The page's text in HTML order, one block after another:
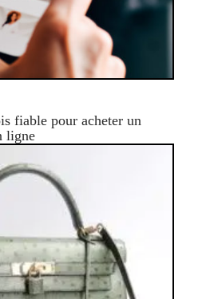
fiable pour acheter un
ligne